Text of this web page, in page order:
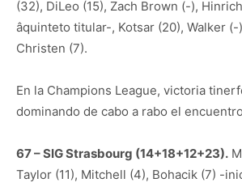
(32), DiLeo (15), Zach Brown (-),
âquinteto titular-, Kotsar (20), Walker
Christen (7).
En la Champions League, victoria
dominando de cabo a rabo el
67 – SIG Strasbourg (14+18+12+23).
Taylor (11), Mitchell (4), Bohacik (7) -